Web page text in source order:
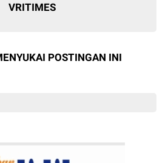
VRITIMES
POSTINGAN INI